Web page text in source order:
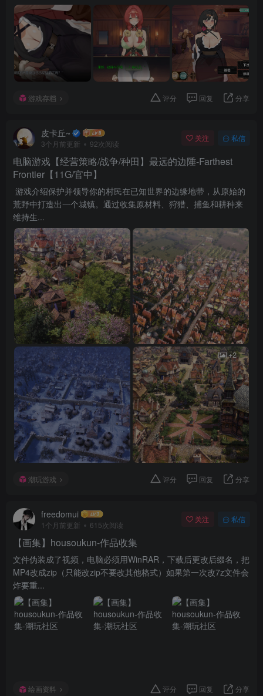
游戏存档 评分 回复 分享
皮卡丘~
3个月前更新 92次阅读
关注 私信
电脑游戏【经营策略/战争/种田】最远的边陲-Farthest
Frontier【11G/官中】
游戏介绍保护并领导你的村民在已知世界的边缘地带，从原始的
荒野中打造出一个城镇。通过收集原材料、狩猎、捕鱼和耕种来
维持生...
+2
潮玩游戏 评分 回复 分享
freedomui
1个月前更新 615次阅读
关注 私信
【画集】housoukun-作品收集
文件伪装成了视频，电脑必须用WinRAR，下载后更改后缀名，把
MP4改成zip（只能改zip不要改其他格式）如果第一次改7z文件会
炸要重...
绘画资料 评分 回复 分享